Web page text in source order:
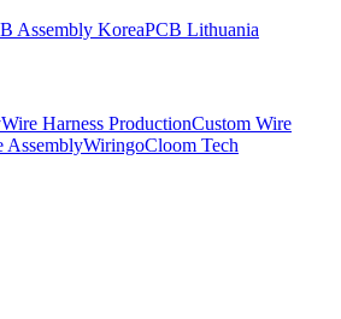
Assembly KoreaPCB Lithuania
Wire Harness ProductionCustom Wire
AssemblyWiringoCloom Tech